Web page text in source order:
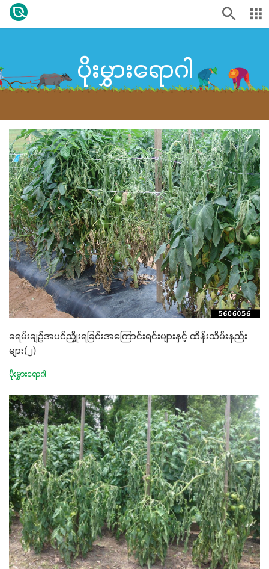
ပိုးမွှားရောဂါ
ခရမ်းချဥ်အပင်ညှိုးရခြင်းအကြောင်းရင်းများနှင့် ထိန်းသိမ်းနည်း
များ(၂)
ပိုးမွှားရောဂါ